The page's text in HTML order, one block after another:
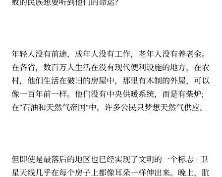
败的民族想要听到他们的命运？
年轻人没有前途，成年人没有工作，老年人没有养老金。
在各省，数百万人生活在没有现代便利设施的地方，在农
村，他们生活在破旧的房屋中，那里有木制的外屋，可以
像一百年前一样。他们没有中央供暖系统，而是有柴炉;
在“石油和天然气帝国”中，许多公民只梦想天然气供应。
但即使是最落后的地区也已经实现了文明的一个标志 - 卫
星天线几乎在每个房子上都像耳朵一样伸出来。晚上，肮